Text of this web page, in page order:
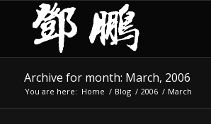
Archive for month: March, 2006
You are here: Home / Blog / 2006 / March